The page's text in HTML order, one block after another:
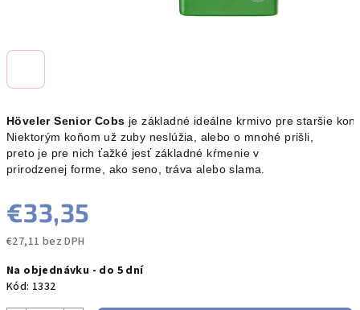
Höveler Senior Cobs je základné ideálne krmivo pre staršie
Niektorým koňom už zuby neslúžia, alebo o mnohé prišli,
preto je pre nich ťažké jesť základné kŕmenie v
prirodzenej forme, ako seno, tráva alebo slama.
€33,35
€27,11 bez DPH
cena:
Na objednávku - do 5 dní
Kód: 1332